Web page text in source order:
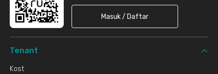
Masuk / Daftar
Tenant
Kost